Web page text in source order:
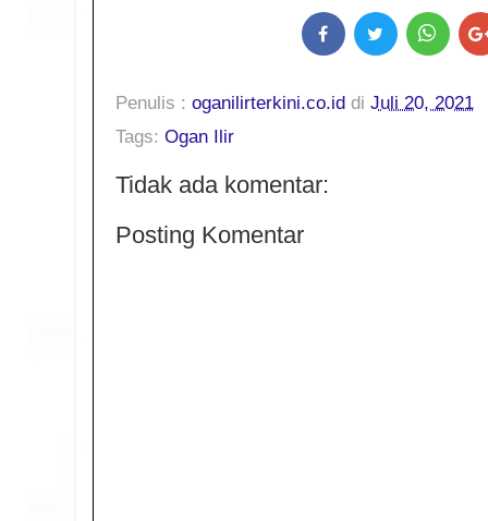
Penulis : oganilirterkini.co.id di Juli 20, 2021
Tags: Ogan Ilir
Tidak ada komentar:
Posting Komentar